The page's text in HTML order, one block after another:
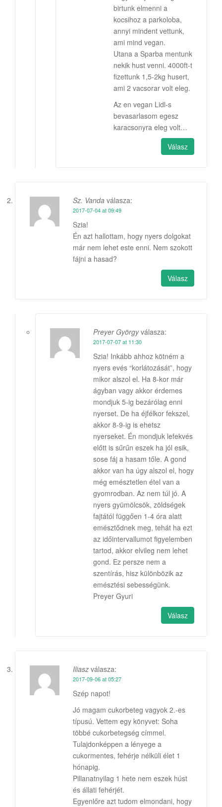
birtunk elmenni a
kocsihoz a parkoloba,
annyi mindent vettunk,
ami mind vegan.
Utana a Sparba mentunk
nekik hust venni. 4000ft-t
fizettunk 1,5-2kg husert,
ami 2 vacsorar volt eleg.
Az en vegan Lidl-s
bevasarlasom egesz
karacsonyra eleg volt…
Válasz
Sz. Vanda válasza:
2017-07-04 at 09:49
Szia!
Én azt hallottam, hogy nyers dolgokat
már nem lehet este enni. Nem szokott
fájni a hasad?
Válasz
Preyer György válasza:
2017-07-07 at 11:30
Szia! Inkább ahhoz kötném a
nyers evés “korlátozását”, hogy
mikor alszol el. Ha 8-kor már
ágyban vagy akkor érdemes
mondjuk 5-ig bezárólag enni
nyerset. De ha éjfélkor fekszel,
akkor 8-9-ig is ehetsz
nyerseket. Én mondjuk lefekvés
előtt is sűrűn eszek ha jól esik,
sose fáj a hasam tőle. A gond
akkor van ha úgy alszol el, hogy
még emésztetlen étel van a
gyomrodban. Az nem túl jó. A
nyers gyümölcsök, zöldségek
fajtától függően 1-4 óra alatt
emésztődnek meg, tehát ha ezt
az időintervallumot figyelemben
tartod, akkor elvileg nem lehet
gond. Ez persze nem a
szentírás, hisz különbözik az
emésztési sebességünk.
Preyer Gyuri
Válasz
Iliasz válasza:
2017-09-06 at 05:27
Szép napot!
Jó magam cukorbeteg vagyok 2.-es
típusú. Vettem egy könyvet: Soha
többé cukorbetegség címmel.
Tulajdonképpen a lényege a
cukormentes, fehérje nélküli élet 1
hónapig.
Pillanatnyilag 1 hete nem eszek húst
és állati fehérjét.
Egyenlőre azt tudom elmondani, hogy